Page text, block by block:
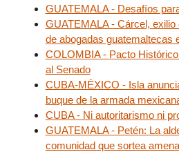
GUATEMALA - Desafíos
GUATEMALA - Cárcel,
de abogadas guatemaltecas
COLOMBIA - Pacto
al Senado
CUBA-MÉXICO - Isla
buque de la armada
CUBA - Ni autoritarismo ni
GUATEMALA - Petén: La
comunidad que sortea